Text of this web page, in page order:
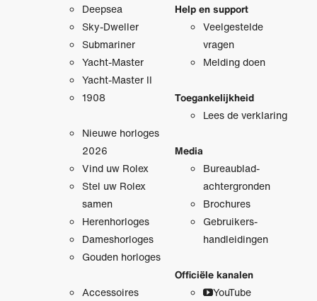
Deepsea
Sky-Dweller
Submariner
Yacht-Master
Yacht-Master II
1908
Nieuwe horloges
2026
Vind uw Rolex
Stel uw Rolex
samen
Herenhorloges
Dameshorloges
Gouden horloges
Accessoires
Help en support
Veelgestelde
vragen
Melding doen
Toegankelijkheid
Lees de verklaring
Media
Bureaublad­
achtergronden
Brochures
Gebruikers­
handleidingen
Officiële kanalen
YouTube